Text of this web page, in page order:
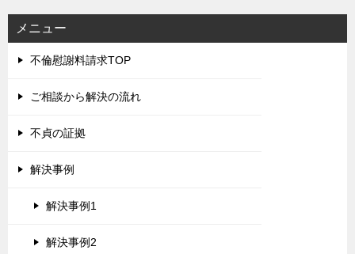
メニュー
不倫慰謝料請求TOP
ご相談から解決の流れ
不貞の証拠
解決事例
解決事例1
解決事例2